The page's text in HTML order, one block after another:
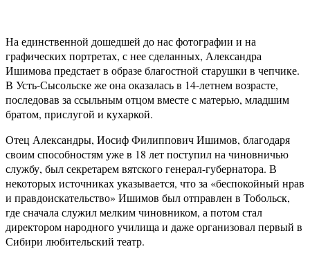
На единственной дошедшей до нас фотографии и на
графических портретах, с нее сделанных, Александра
Ишимова предстает в образе благостной старушки в чепчике.
В Усть-Сысольске же она оказалась в 14-летнем возрасте,
последовав за ссыльным отцом вместе с матерью, младшим
братом, прислугой и кухаркой.
Отец Александры, Иосиф Филиппович Ишимов, благодаря
своим способностям уже в 18 лет поступил на чиновничью
службу, был секретарем вятского генерал-губернатора. В
некоторых источниках указывается, что за «беспокойный нрав
и правдоискательство» Ишимов был отправлен в Тобольск,
где сначала служил мелким чиновником, а потом стал
директором народного училища и даже организовал первый в
Сибири любительский театр.